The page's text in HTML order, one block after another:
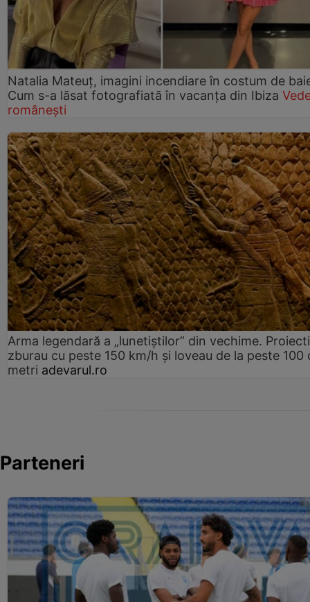
Natalia Mateuț, imagini incendiare în costum de
Cum s-a lăsat fotografiată în vacanța din Ibiza
românești
Arma legendară a „lunetiștilor” din vechime.
zburau cu peste 150 km/h și loveau de la peste 100
metri adevarul.ro
Parteneri